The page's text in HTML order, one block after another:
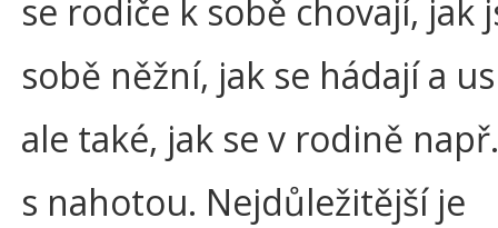
se rodiče k sobě chovají, jak
sobě něžní, jak se hádají a
ale také, jak se v rodině
s nahotou. Nejdůležitější je